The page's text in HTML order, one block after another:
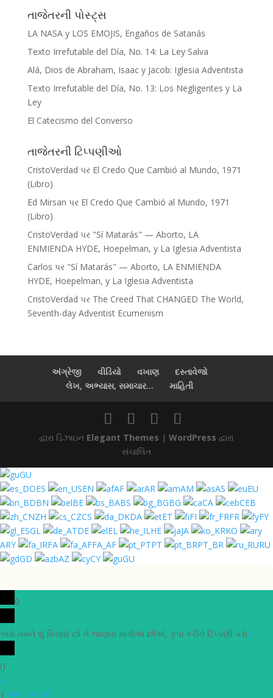
તાજેતરની પોસ્ટ્સ
LA NASA y LOS EMOJIS, Engaños de Satanás
Texto Irrefutable del Día, No. 14: La Ley Salva
Alá, Dios de Abraham, Isaac y Jacob: Iglesia Adventista
Texto Irrefutable del Día, No. 13: Los Negligentes y La
Ley
El Catecismo del Converso
તાજેતરની ટિપ્પણીઓ
CristoVerdad પર El Credo Que Cambió al Mundo, 1971
(Libro)
Ed Mirsan પર El Credo Que Cambió al Mundo, 1971
(Libro)
CristoVerdad પર "Sí Matarás" — Aborto, LA
ENMIENDA HYDE, Hoepelman, y La Iglesia Adventista
Carlos પર "Sí Matarás" — Aborto, LA ENMIENDA
HYDE, Hoepelman, y La Iglesia Adventista
CristoVerdad પર The Creed That CHANGED The World,
Seventh-day Adventist Ecumenism
અંગ્રેજી વીડિયો વખાણ
દસ્તાવેજો
લેખ, અભ્યાસ, સમાચાર...
માહિતી
દ્વારા ડિઝાઇન Elegant Themes |WordPress દ્વારા
સંચાલિત
GU
ES
EN AF AR AM AS
EU
BN
BE BS BG CA
CEB
ZH
CS DA ET FI FR
FY
GL
DE EL HE JA
KO
ARY
FA FA_AF PT PT_BR
RU
GD
AZ CY GU
0
અમે તમને શું વિચારો છો તે જાણવા માંગીએ છીએ, કૃપા કરીને ટિપ્પણી કરોx
()
x
| જવાબ આપો